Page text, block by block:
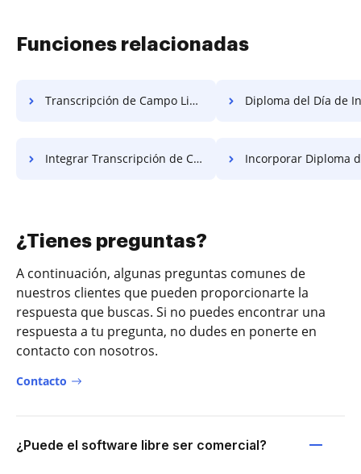
Funciones relacionadas
Transcripción de Campo Limitado Integrada Gratis Diploma del Día de
Integrar Transcripción de Campo Tentativa Gratis Incorporar Diploma de
¿Tienes preguntas?
A continuación, algunas preguntas comunes de
nuestros clientes que pueden proporcionarte la
respuesta que buscas. Si no puedes encontrar una
respuesta a tu pregunta, no dudes en ponerte en
contacto con nosotros.
Contacto
¿Puede el software libre ser comercial?